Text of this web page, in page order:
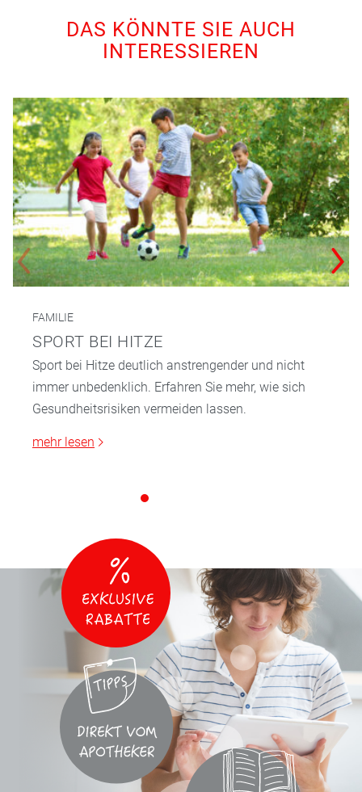
DAS KÖNNTE SIE AUCH
INTERESSIEREN
FAMILIE
SPORT BEI HITZE
Sport bei Hitze deutlich anstrengender und nicht
immer unbedenklich. Erfahren Sie mehr, wie sich
Gesundheitsrisiken vermeiden lassen.
mehr lesen